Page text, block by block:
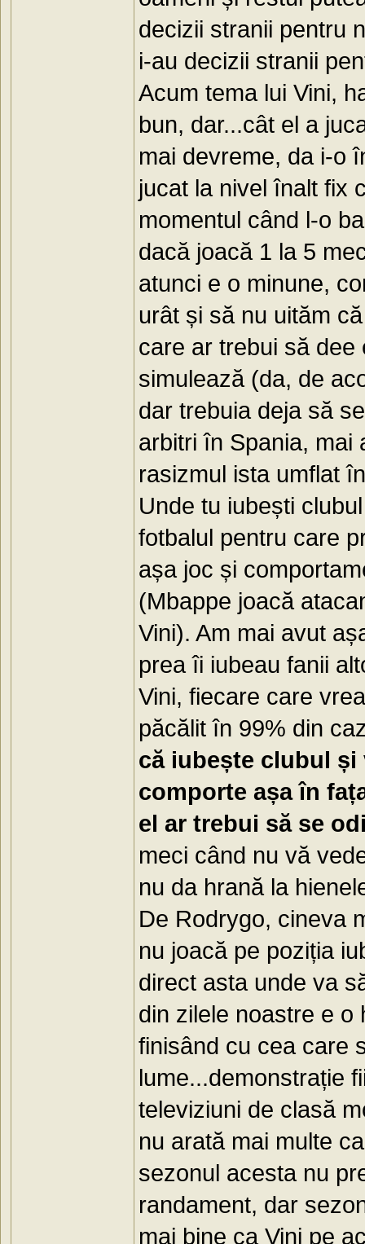
decizii stranii pentru
i-au decizii stranii
Acum tema lui Vini,
bun, dar...cât el a
mai devreme, da i-o
jucat la nivel înalt fix
momentul când l-o
dacă joacă 1 la 5
atunci e o minune,
urât și să nu uităm
care ar trebui să
simulează (da, de
dar trebuia deja să
arbitri în Spania, mai
rasizmul ista umflat
Unde tu iubești
fotbalul pentru care
așa joc și
(Mbappe joacă
Vini). Am mai avut
prea îi iubeau fanii
Vini, fiecare care
păcălit în 99% din
că iubește clubul și
comporte așa în
el ar trebui să se
meci când nu vă
nu da hrană la
De Rodrygo, cineva
nu joacă pe poziția
direct asta unde va
din zilele noastre e
finisând cu cea care
lume...demonstrație
televiziuni de clasă
nu arată mai multe
sezonul acesta nu
randament, dar
mai bine ca Vini pe